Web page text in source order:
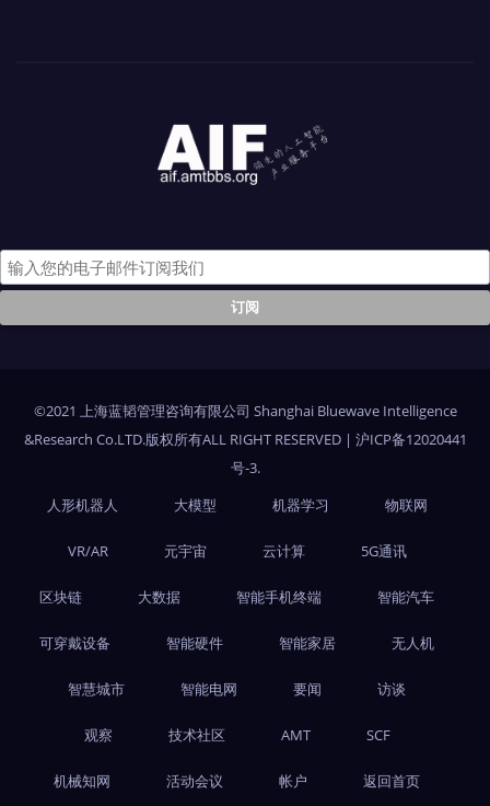
©2021 上海蓝韬管理咨询有限公司 Shanghai Bluewave Intelligence
&Research Co.LTD.版权所有ALL RIGHT RESERVED | 沪ICP备12020441
号-3.
人形机器人
大模型 机器学习 物联网
VR/AR 元宇宙 云计算 5G通讯
区块链 大数据 智能手机终端 智能汽车
可穿戴设备 智能硬件 智能家居 无人机
智慧城市 智能电网 要闻 访谈
观察 技术社区 AMT SCF
机械知网 活动会议 帐户 返回首页